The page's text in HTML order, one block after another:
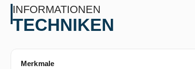
INFORMATIONEN
TECHNIKEN
Merkmale